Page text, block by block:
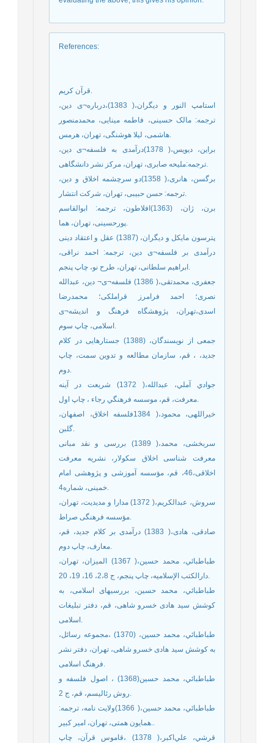
References:
قرآن كريم.
استامپ النور و دیگران،( 1383)،درباره¬ی دین،
ترجمه: مالک حسینی، فاطمه مینایی، محمدمنصور
هاشمی، لیلا هوشنگی، تهران، هرمس.
براین، دیویس،( 1378)درآمدی به فلسفه¬ی دین،
ترجمه:ملیحه صابری، تهران، مرکز نشر دانشگاهی.
برگسن، هانری،( 1358)دو سرچشمه اخلاق و دین،
ترجمه: حسن حبیبی، تهران، شرکت انتشار.
برن، ژان، (1363)افلاطون، ترجمه: ابوالقاسم
پورحسینی، تهران، هما.
پترسون مایکل و دیگران، (1387) عقل و اعتقاد دینی
درآمدی بر فلسفه¬ی دین، ترجمه: احمد نراقی،
ابراهیم سلطانی، تهران، طرح نو، چاپ پنجم.
جعفری، محمدتقی،( 1386) فلسفه¬ی¬ دین، عبدالله
نصری؛ احمد فرامرز قراملکی؛ محمدرضا
اسدی،تهران، پژوهشگاه فرهنگ و اندیشه¬ی
اسلامی، چاپ سوم.
جمعی از نویسندگان، (1388) جستارهایی در کلام
جدید، ، قم، سازمان مطالعه و تدوین سمت، چاپ
دوم.
جوادي آملي، عبدالله،( 1372) شريعت در آينه
معرفت، قم، موسسه فرهنگي رجاء ، چاپ اول.
خیراللهی، محمود،( 1384فلسفه اخلاق، اصفهان،
گلبن.
سربخشی، محمد،( 1389) بررسی و نقد مبانی
معرفت شناسی اخلاق سکولار، نشریه معرفت
اخلاقی،46، قم، مؤسسه آموزشی و پژوهشی امام
خمینی، شماره4.
سروش، عبدالکریم،( 1372) مدارا و مدیدیت، تهران،
مؤسسه فرهنگی صراط.
صادقی، هادی،( 1383) درآمدی بر کلام جدید، قم،
معارف، چاپ دوم.
طباطبائي، محمد حسين،( 1367) الميزان، تهران،
دارالكتب الإسلاميه، چاپ پنجم، ج 2،8، 16، 19، 20.
طباطبائي، محمد حسين، بررسیهای اسلامی، به
کوشش سید هادی خسرو شاهی، قم، دفتر تبلیغات
اسلامی.
طباطبائي، محمد حسين، (1370) ،مجموعه رسائل،
به کوشش سید هادی خسرو شاهی، تهران، دفتر نشر
فرهنگ اسلامی.
طباطبائي، محمد حسین(1368) ، اصول فلسفه و
روش رئالیسم، قم، ج 2.
طباطبائي، محمد حسين،( 1366)ولایت نامه، ترجمه:
همایون همتی، تهران، امیر کبیر..
قرشي، علي‌اكبر،( 1378) ،قاموس قرآن، چاپ